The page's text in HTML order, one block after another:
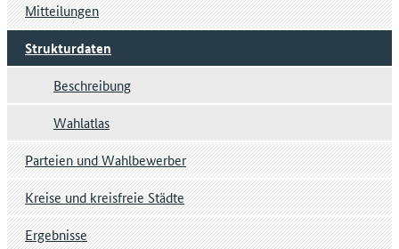
Mitteilungen
Strukturdaten
Beschreibung
Wahlatlas
Parteien und Wahlbewerber
Kreise und kreisfreie Städte
Ergebnisse